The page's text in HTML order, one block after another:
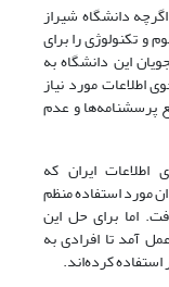
دانشگاه شیراز
و تکنولوژی را برای
این دانشگاه به
اطلاعات مورد نیاز
پرسشنامه‌ها و عدم
ایران که
مورد استفاده منظم
اما برای حل این
آمد تا افرادی به
کرده‌اند.